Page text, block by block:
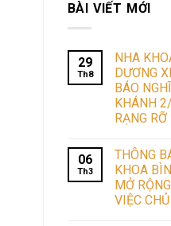
BÀI VIẾT MỚI
29
Th8
NHA
DƯƠNG
BÁO
KHÁNH
RẠNG
06
Th3
THÔNG
KHOA
MỞ
VIỆC